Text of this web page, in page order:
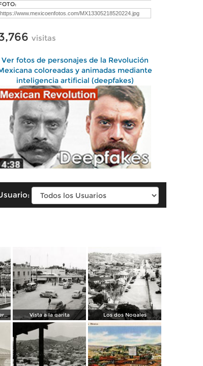
visitas
Ver fotos de personajes de la Revolución
coloreadas y animadas mediante
inteligencia artificial (deepfakes)
Vista a la estación del ferrocarril Vista a la garita Los dos Nogales